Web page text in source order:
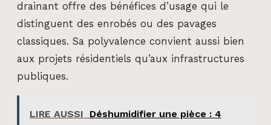
drainant offre des bénéfices d’usage qui le
distinguent des enrobés ou des pavages
classiques. Sa polyvalence convient aussi bien
aux projets résidentiels qu’aux infrastructures
publiques.
LIRE AUSSI
Déshumidifier une pièce : 4